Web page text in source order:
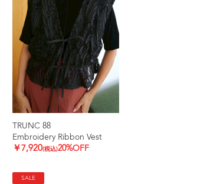
TRUNC 88
Embroidery Ribbon Vest
￥7,920(税込)20%OFF
SALE